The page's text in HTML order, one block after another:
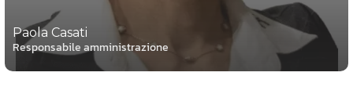
Paola Casati
Responsabile amministrazione